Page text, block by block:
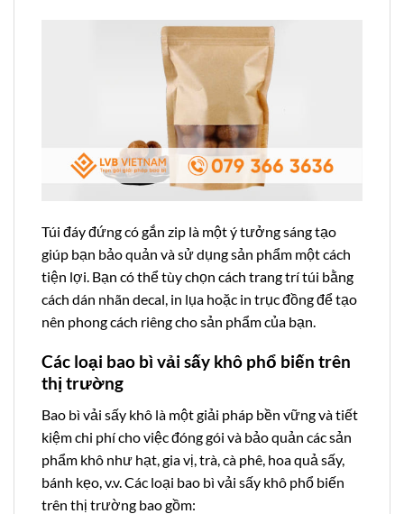
Túi đáy đứng có gắn zip là một ý tưởng sáng tạo
giúp bạn bảo quản và sử dụng sản phẩm một cách
tiện lợi. Bạn có thể tùy chọn cách trang trí túi bằng
cách dán nhãn decal, in lụa hoặc in trục đồng để tạo
nên phong cách riêng cho sản phẩm của bạn.
Các loại bao bì vải sấy khô phổ biến trên
thị trường
Bao bì vải sấy khô là một giải pháp bền vững và tiết
kiệm chi phí cho việc đóng gói và bảo quản các sản
phẩm khô như hạt, gia vị, trà, cà phê, hoa quả sấy,
bánh kẹo, v.v. Các loại bao bì vải sấy khô phổ biến
trên thị trường bao gồm: